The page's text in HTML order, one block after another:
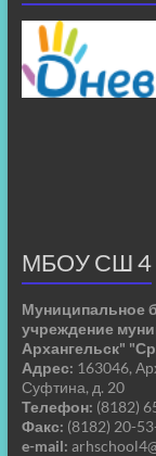
МБОУ СШ 4
Муниципальное
учреждение
Архангельск"
Адрес: 163046,
Суфтина, д. 20
Телефон: (8182)
Факс: (8182) 20-
e-mail: